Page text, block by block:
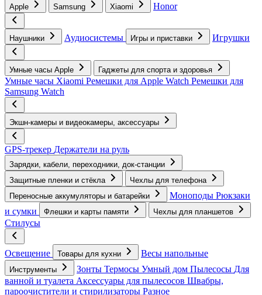
Apple Samsung Xiaomi Honor
Наушники Аудиосистемы Игры и приставки Игрушки
Умные часы Apple Гаджеты для спорта и здоровья
Умные часы Xiaomi Ремешки для Apple Watch Ремешки для
Samsung Watch
Экшн-камеры и видеокамеры, аксессуары
GPS-трекер Держатели на руль
Зарядки, кабели, переходники, док-станции
Защитные пленки и стёкла
Чехлы для телефона
Переносные аккумуляторы и батарейки
Моноподы Рюкзаки
и сумки
Флешки и карты памяти Чехлы для планшетов
Стилусы
Освещение Товары для кухни Весы напольные
Инструменты Зонты Термосы Умный дом Пылесосы Для
ванной и туалета Аксессуары для пылесосов Швабры,
пароочистители и стирилизаторы Разное